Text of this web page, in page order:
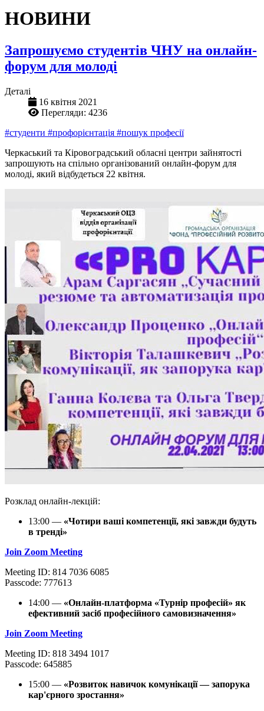
НОВИНИ
Запрошуємо студентів ЧНУ на онлайн-
форум для молоді
Деталі
16 квітня 2021
Перегляди: 4236
#студенти #профорієнтація #пошук професії
Черкаський та Кіровоградський обласні центри зайнятості
запрошують на спільно організований онлайн-форум для
молоді, який відбудеться 22 квітня.
Розклад онлайн-лекцій:
13:00 — «Чотири ваші компетенції, які завжди будуть
в тренді»
Join Zoom Meeting
Meeting ID: 814 7036 6085
Passcode: 777613
14:00 — «Онлайн-платформа «Турнір професій» як
ефективний засіб професійного самовизначення»
Join Zoom Meeting
Meeting ID: 818 3494 1017
Passcode: 645885
15:00 — «Розвиток навичок комунікації — запорука
кар'єрного зростання»